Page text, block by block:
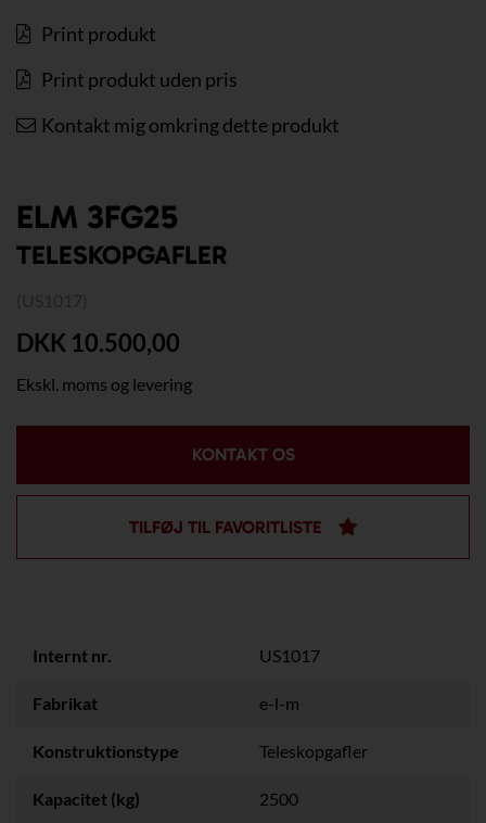
Print produkt
Print produkt uden pris
Kontakt mig omkring dette produkt
ELM 3FG25
TELESKOPGAFLER
DKK 10.500,00
Ekskl. moms og levering
KONTAKT OS
TILFØJ TIL FAVORITLISTE
Internt nr. US1017
Fabrikat e-l-m
Konstruktionstype Teleskopgafler
Kapacitet (kg) 2500